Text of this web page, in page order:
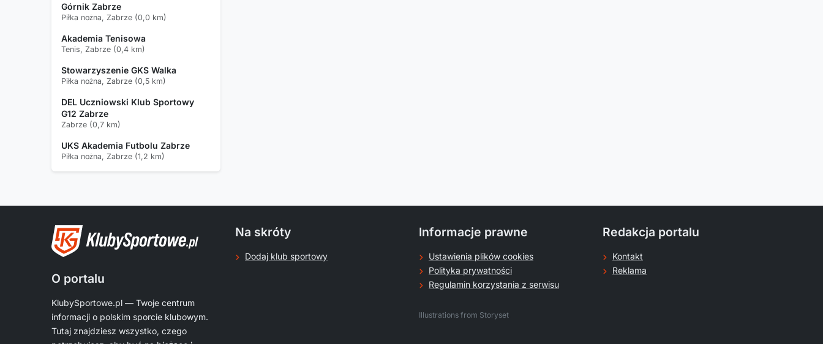
Górnik Zabrze
Piłka nożna, Zabrze (0,0 km)
Akademia Tenisowa
Tenis, Zabrze (0,4 km)
Stowarzyszenie GKS Walka
Piłka nożna, Zabrze (0,5 km)
DEL Uczniowski Klub Sportowy
G12 Zabrze
Zabrze (0,7 km)
UKS Akademia Futbolu Zabrze
Piłka nożna, Zabrze (1,2 km)
O portalu
KlubySportowe.pl — Twoje centrum
informacji o polskim sporcie klubowym.
Tutaj znajdziesz wszystko, czego
Na skróty
Dodaj klub sportowy
Informacje prawne
Ustawienia plików cookies
Polityka prywatności
Regulamin korzystania z serwisu
Illustrations from Storyset
Redakcja portalu
Kontakt
Reklama